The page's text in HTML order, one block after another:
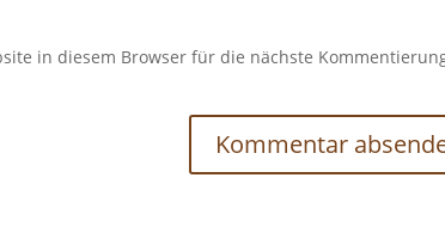
in diesem Browser für die nächste